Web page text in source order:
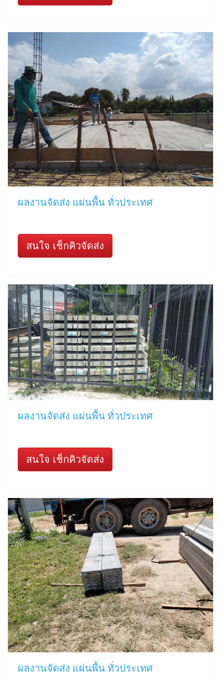
ผลงานจัดส่ง แผ่นพื้น ทั่วประเทศ
สนใจ เช็กคิวจัดส่ง
ผลงานจัดส่ง แผ่นพื้น ทั่วประเทศ
สนใจ เช็กคิวจัดส่ง
ผลงานจัดส่ง แผ่นพื้น ทั่วประเทศ